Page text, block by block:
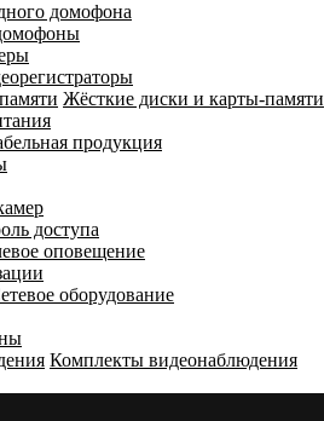
домофона
Жёсткие диски и карты-памяти
продукция
доступа
оповещение
оборудование
Комплекты видеонаблюдения